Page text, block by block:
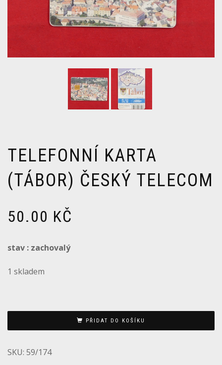
TELEFONNÍ KARTA
(TÁBOR) ČESKÝ TELECOM
50.00 KČ
stav : zachovalý
1 skladem
PŘIDAT DO KOŠÍKU
SKU: 59/174